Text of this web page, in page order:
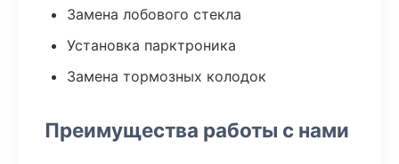
Замена лобового стекла
Установка парктроника
Замена тормозных колодок
Преимущества работы с нами